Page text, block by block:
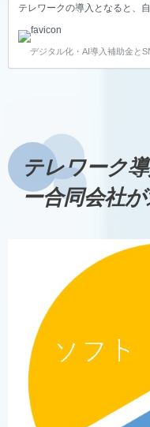
テレワークの導入となると、
が考えられます。 自宅から会
ーへアクセスし、サーバー内
く、貸与されている自分のパ
プしてくれます。バックアッ
で確認できる…
デジタル化・AI導入補助金と
テレワーク
ー合同会社